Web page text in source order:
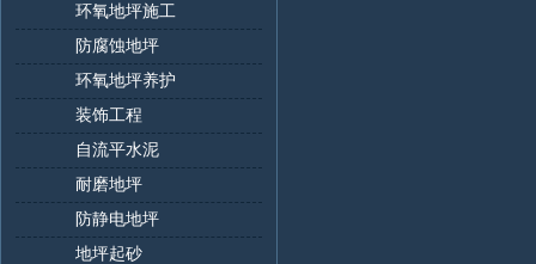
环氧地坪施工
防腐蚀地坪
环氧地坪养护
装饰工程
自流平水泥
耐磨地坪
防静电地坪
地坪起砂